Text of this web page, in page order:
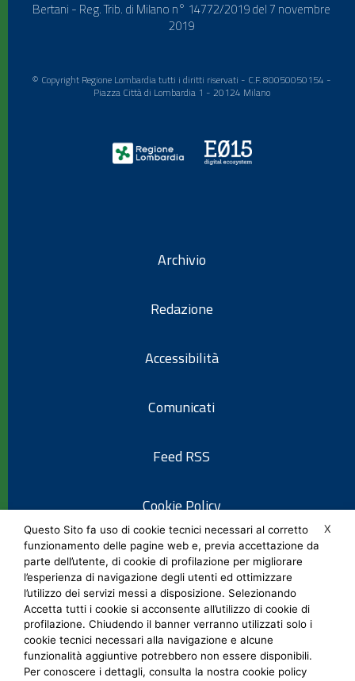
Bertani - Reg. Trib. di Milano n° 14772/2019 del 7 novembre
2019
© Copyright Regione Lombardia tutti i diritti riservati - C.F. 80050050154 -
Piazza Città di Lombardia 1 - 20124 Milano
Archivio
Redazione
Accessibilità
Comunicati
Feed RSS
Cookie Policy
Informativa privacy
Note legali
Social Media Policy
X
Questo Sito fa uso di cookie tecnici necessari al corretto
funzionamento delle pagine web e, previa accettazione da
parte dell’utente, di cookie di profilazione per migliorare
l’esperienza di navigazione degli utenti ed ottimizzare
l’utilizzo dei servizi messi a disposizione. Selezionando
Accetta tutti i cookie si acconsente all’utilizzo di cookie di
profilazione. Chiudendo il banner verranno utilizzati solo i
cookie tecnici necessari alla navigazione e alcune
funzionalità aggiuntive potrebbero non essere disponibili.
Per conoscere i dettagli, consulta la nostra cookie policy